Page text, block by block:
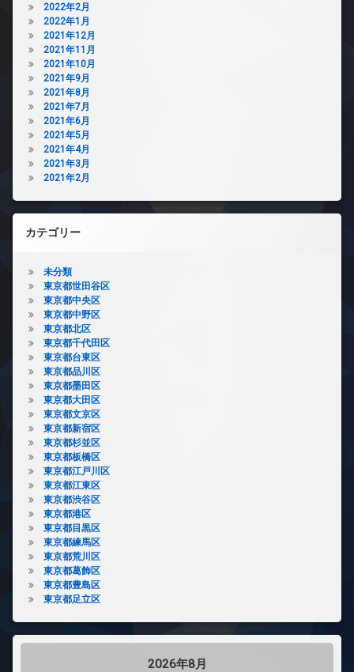
2022年2月
2022年1月
2021年12月
2021年11月
2021年10月
2021年9月
2021年8月
2021年7月
2021年6月
2021年5月
2021年4月
2021年3月
2021年2月
カテゴリー
未分類
東京都世田谷区
東京都中央区
東京都中野区
東京都北区
東京都千代田区
東京都台東区
東京都品川区
東京都墨田区
東京都大田区
東京都文京区
東京都新宿区
東京都杉並区
東京都板橋区
東京都江戸川区
東京都江東区
東京都渋谷区
東京都港区
東京都目黒区
東京都練馬区
東京都荒川区
東京都葛飾区
東京都豊島区
東京都足立区
2026年8月